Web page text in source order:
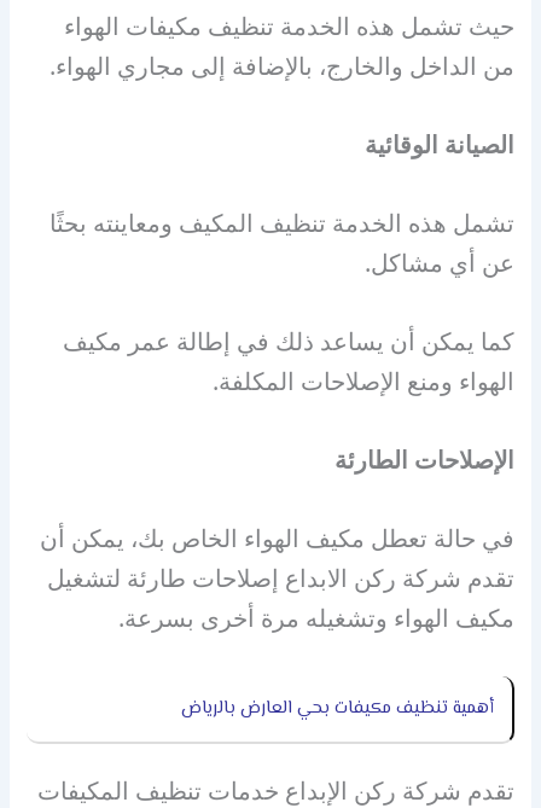
حيث تشمل هذه الخدمة تنظيف مكيفات الهواء
من الداخل والخارج، بالإضافة إلى مجاري الهواء.
الصيانة الوقائية
تشمل هذه الخدمة تنظيف المكيف ومعاينته بحثًا
عن أي مشاكل.
كما يمكن أن يساعد ذلك في إطالة عمر مكيف
الهواء ومنع الإصلاحات المكلفة.
الإصلاحات الطارئة
في حالة تعطل مكيف الهواء الخاص بك، يمكن أن
تقدم شركة ركن الابداع إصلاحات طارئة لتشغيل
مكيف الهواء وتشغيله مرة أخرى بسرعة.
أهمية تنظيف مكيفات بحي العارض بالرياض
تقدم شركة ركن الإبداع خدمات تنظيف المكيفات